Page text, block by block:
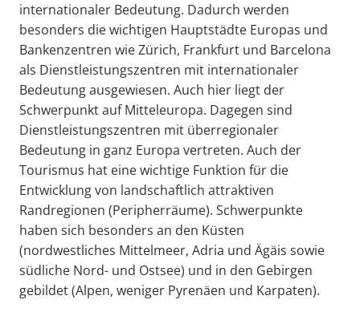
internationaler Bedeutung. Dadurch werden
besonders die wichtigen Hauptstädte Europas und
Bankenzentren wie Zürich, Frankfurt und Barcelona
als Dienstleistungszentren mit internationaler
Bedeutung ausgewiesen. Auch hier liegt der
Schwerpunkt auf Mitteleuropa. Dagegen sind
Dienstleistungszentren mit überregionaler
Bedeutung in ganz Europa vertreten. Auch der
Tourismus hat eine wichtige Funktion für die
Entwicklung von landschaftlich attraktiven
Randregionen (Peripherräume). Schwerpunkte
haben sich besonders an den Küsten
(nordwestliches Mittelmeer, Adria und Ägäis sowie
südliche Nord- und Ostsee) und in den Gebirgen
gebildet (Alpen, weniger Pyrenäen und Karpaten).